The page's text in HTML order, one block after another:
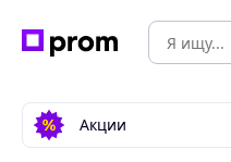
Акции